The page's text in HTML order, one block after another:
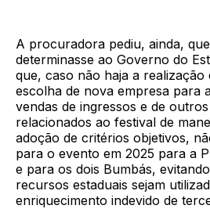
A procuradora pediu, ainda,
determinasse ao Governo do
que, caso não haja a
escolha de nova empresa para
vendas de ingressos e de
relacionados ao festival de
adoção de critérios objetivos,
para o evento em 2025 para a
e para os dois Bumbás,
recursos estaduais sejam
enriquecimento indevido de